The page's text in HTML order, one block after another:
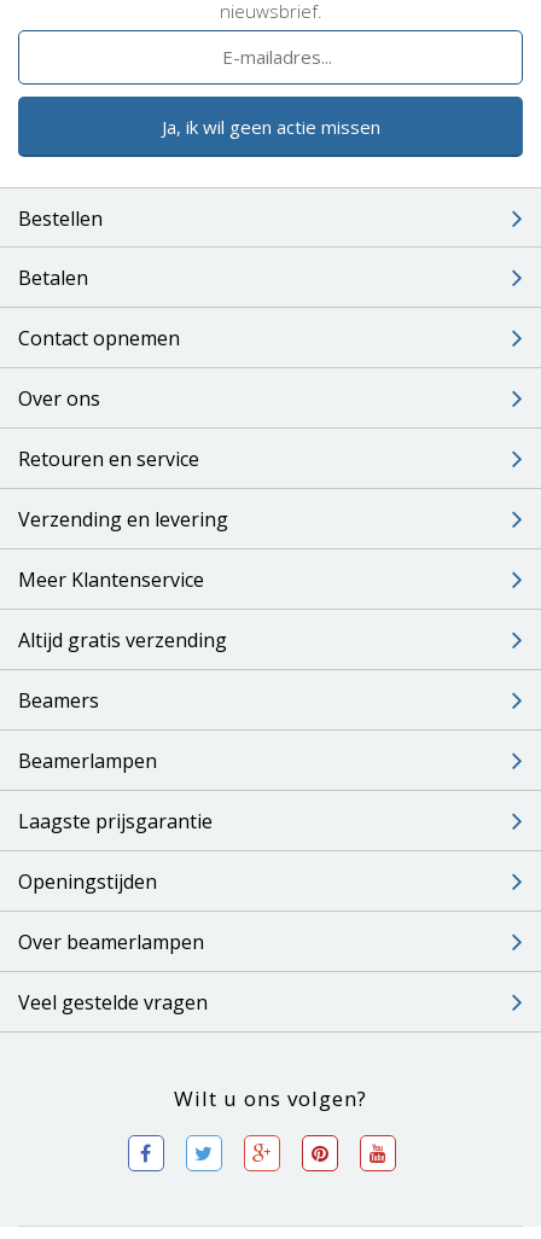
nieuwsbrief.
Ja, ik wil geen actie missen
Bestellen
Betalen
Contact opnemen
Over ons
Retouren en service
Verzending en levering
Meer Klantenservice
Altijd gratis verzending
Beamers
Beamerlampen
Laagste prijsgarantie
Openingstijden
Over beamerlampen
Veel gestelde vragen
Wilt u ons volgen?